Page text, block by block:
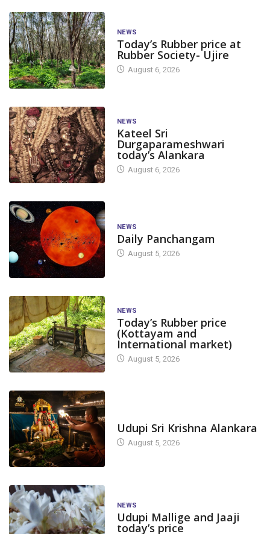
NEWS
Today’s Rubber price at
Rubber Society- Ujire
August 6, 2026
NEWS
Kateel Sri
Durgaparameshwari
today’s Alankara
August 6, 2026
NEWS
Daily Panchangam
August 5, 2026
NEWS
Today’s Rubber price
(Kottayam and
International market)
August 5, 2026
Udupi Sri Krishna Alankara
August 5, 2026
NEWS
Udupi Mallige and Jaaji
today’s price